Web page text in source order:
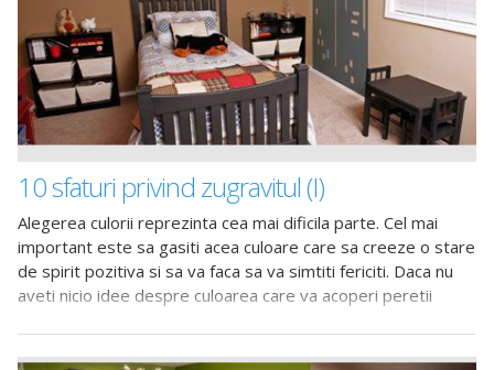
10 sfaturi privind zugravitul (I)
Alegerea culorii reprezinta cea mai dificila parte. Cel mai
important este sa gasiti acea culoare care sa creeze o stare
de spirit pozitiva si sa va faca sa va simtiti fericiti. Daca nu
aveti nicio idee despre culoarea care va acoperi peretii